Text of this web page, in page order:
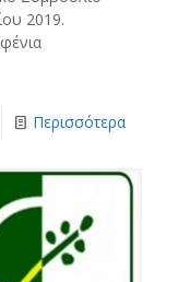
2019.
Περισσότερα